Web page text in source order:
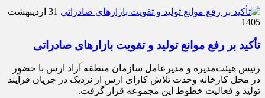
31 اردیبهشت
1405
تأکید بر رفع موانع تولید و تقویت بازارهای صادراتی
رئیس هیئت‌مدیره و مدیرعامل سازمان منطقه آزاد ارس با حضور
در محل کارخانه وحدت تلاش کارای ارس از نزدیک در جریان فرآیند
تولید و فعالیت خطوط این مجموعه قرار گرفت.